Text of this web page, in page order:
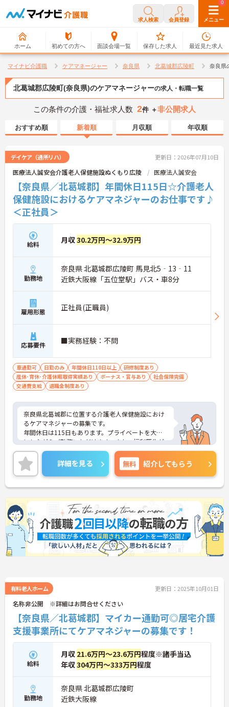
求人検索 会員登録 メニュー
ホーム 初めての方へ 面談会場一覧
0
保存した求人
0
最近見た求人
マイナビ介護職 ケアマネージャー 奈良県 北葛城郡広陵町 奈良県
北葛城郡広陵町(奈良県)のケアマネージャーの求人・転職一覧
この条件の介護・福祉求人数 2件 ＋非公開求人
おすすめ順 新着順 月収順 年収順
デイケア（通所リハ） 更新日：2026年07月10日
医療法人誠安会介護老人保健施設ぬくもり広陵 医療法人誠安会
【奈良県／北葛城郡】年間休日115日☆介護老人
保健施設におけるケアマネジャーのお仕事です♪
＜正社員＞
給料 月収30.2万円～32.9万円
勤務地
奈良県 北葛城郡広陵町 馬見北5‐13‐11
近鉄大阪線「五位堂駅」バス・車8分
雇用形態 正社員(正職員)
応募要件 ■実務経験：不問
車通勤可 日勤のみ 年間休日110日以上
研修制度あり
産休･育休･介護休暇取得実績あり
ボーナス・賞与あり
社会保険完備
交通費支給
退職金制度あり
奈良県北葛城郡に位置する介護老人保健施設におけ
るケアマネジャーの募集です。
年間休日は115日もあります。プライベートを大切
にしながらご勤務いただけます。また、福利厚生が
充実しています。働きやすい環境が整っており、安
心して長くご勤務いただけます。
ご興味のある方には、面接対策ポイントなど、さら
に詳細をご案内しますのでお気軽にご相談くださ
い！
詳細を見る 無料 紹介してもらう
有料老人ホーム 更新日：2025年10月01日
名称非公開 ※詳細はお問合せください
【奈良県／北葛城郡】マイカー通勤可◎居宅介護
支援事業所にてケアマネジャーの募集です！
給料
月収 21.6万円～23.6万円程度※諸手当込
年収304万円～333万円程度
勤務地
奈良県 北葛城郡広陵町
近鉄大阪線